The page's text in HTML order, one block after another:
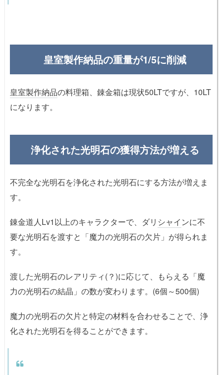
皇室製作納品の重量が1/5に削減
皇室製作納品の料理箱、錬金箱は現状50LTですが、10LT
になります。
浄化された光明石の獲得方法が増える
不完全な光明石を浄化された光明石にする方法が増えま
す。
錬金道人Lv1以上のキャラクターで、ダリ シャイ ンに不
要な光明石を渡すと「魔力の光明石の欠片」が得られま
す。
渡した光明石のレアリティ(？)に応じて、もらえる「魔
力の光明石の結晶」の数が変わります。(6個～500個)
魔力の光明石の欠片と特定の材料を合わせることで、浄
化された光明石を得ることができます。